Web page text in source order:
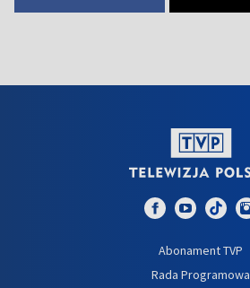
Abonament TVP
Rada Programowa